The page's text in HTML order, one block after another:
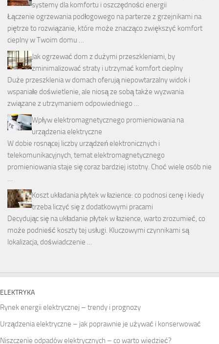
systemy dla komfortu i oszczędności energii
Łączenie ogrzewania podłogowego na parterze z grzejnikami na
piętrze to rozwiązanie, które może znacząco zwiększyć komfort
cieplny w Twoim domu …
Jak ogrzewać dom z dużymi przeszkleniami, by
zminimalizować straty i utrzymać komfort cieplny
Duże przeszklenia w domach oferują niepowtarzalny widok i
wspaniałe doświetlenie, ale niosą ze sobą także wyzwania
związane z utrzymaniem odpowiedniego …
Wpływ elektromagnetycznego promieniowania na
urządzenia elektryczne
W dobie rosnącej liczby urządzeń elektronicznych i
telekomunikacyjnych, temat elektromagnetycznego
promieniowania staje się coraz bardziej istotny. Choć wiele osób nie
…
Koszt układania płytek w łazience: co podnosi cenę i kiedy
trzeba liczyć się z dodatkowymi pracami
Decydując się na układanie płytek w łazience, warto zrozumieć, co
może podnieść koszty tej usługi. Kluczowymi czynnikami są
lokalizacja, doświadczenie …
ELEKTRYKA
Rynek energii elektrycznej – trendy i prognozy
Urządzenia elektryczne – jak poprawnie je używać i konserwować
Niszczenie odpadów elektrycznych – co warto wiedzieć?